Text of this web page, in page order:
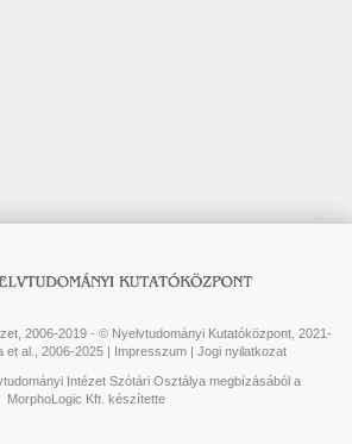
2006-2019 - © Nyelvtudományi Kutatóközpont, 2021-
al., 2006-2025 | Impresszum| Jogi nyilatkozat
Intézet Szótári Osztálya megbízásából a
MorphoLogic Kft. készítette